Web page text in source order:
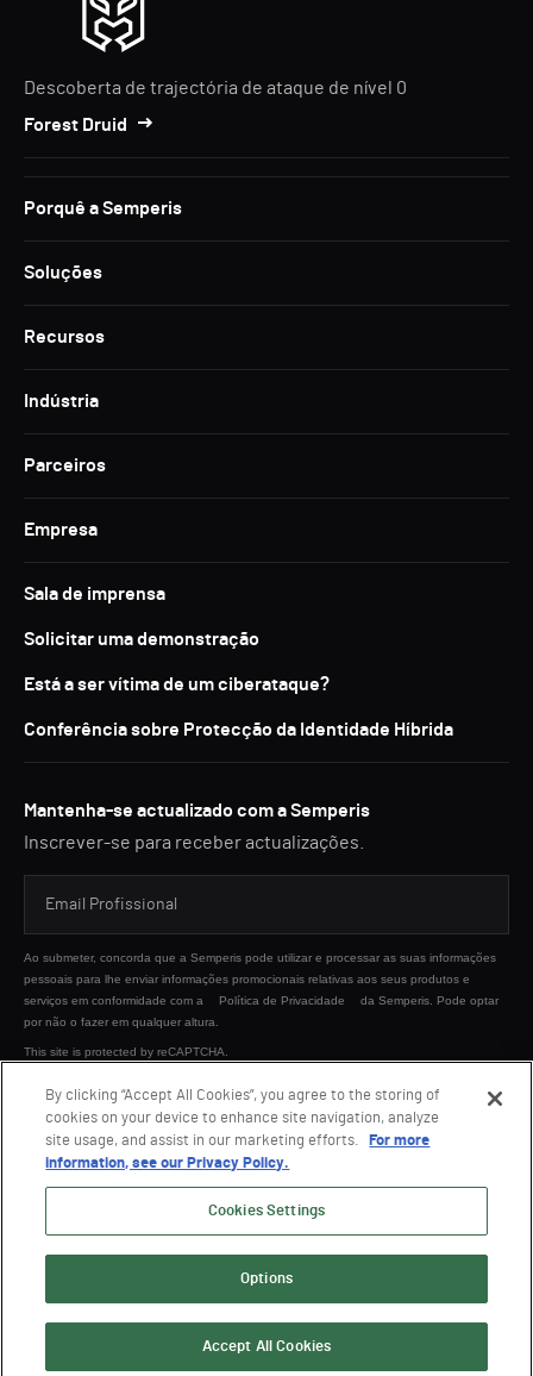
Descoberta de trajectória de ataque de nível 0
Forest Druid
Porquê a Semperis
Soluções
Recursos
Indústria
Parceiros
Empresa
Sala de imprensa
Solicitar uma demonstração
Está a ser vítima de um ciberataque?
Conferência sobre Protecção da Identidade Híbrida
Mantenha-se actualizado com a Semperis
Inscrever-se para receber actualizações.
Ao submeter, concorda que a Semperis pode utilizar e processar as suas informações
pessoais para lhe enviar informações promocionais relativas aos seus produtos e
serviços em conformidade com a
Política de Privacidade
da Semperis. Pode optar
por não o fazer em qualquer altura.
This site is protected by reCAPTCHA.
ENVIAR
© 2026 Semperis. Todos os direitos reservados.
Política de privacidade
Termos de Utilização
By clicking “Accept All Cookies”, you agree to the storing of
cookies on your device to enhance site navigation, analyze
site usage, and assist in our marketing efforts.
For more
information, see our Privacy Policy.
Cookies Settings
Options
Accept All Cookies